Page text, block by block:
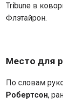
Tribune в
Флэтайрон.
Место для
По словам
Робертсон,